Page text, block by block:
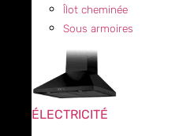
Îlot cheminée
Sous armoires
ÉLECTRICITÉ